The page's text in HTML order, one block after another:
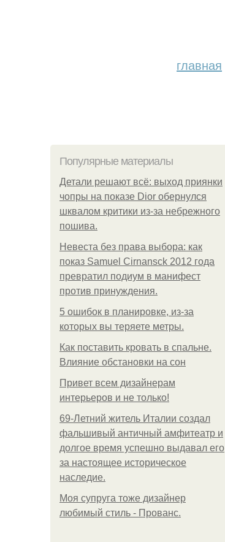
главная
Популярные материалы
Детали решают всё: выход приянки
чопры на показе Dior обернулся
шквалом критики из-за небрежного
пошива.
Невеста без права выбора: как
показ Samuel Cirnansck 2012 года
превратил подиум в манифест
против принуждения.
5 ошибок в планировке, из-за
которых вы теряете метры.
Как поставить кровать в спальне.
Влияние обстановки на сон
Привет всем дизайнерам
интерьеров и не только!
69-Летний житель Италии создал
фальшивый античный амфитеатр и
долгое время успешно выдавал его
за настоящее историческое
наследие.
Моя супруга тоже дизайнер
любимый стиль - Прованс.